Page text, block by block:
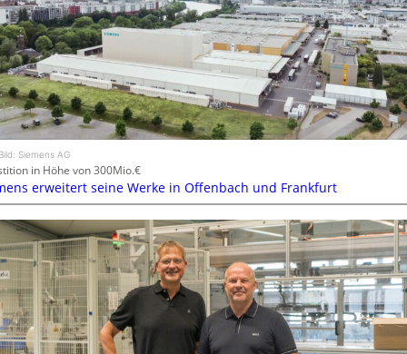
Siemens AG
in Höhe von 300Mio.€
erweitert seine Werke in Offenbach und Frankfurt